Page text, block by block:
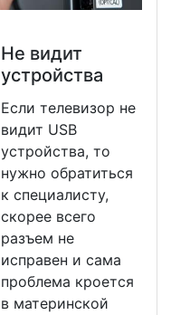
Не видит
устройства
Если телевизор не
видит USB
устройства, то
нужно обратиться
к специалисту,
скорее всего
разъем не
исправен и сама
проблема кроется
в материнской